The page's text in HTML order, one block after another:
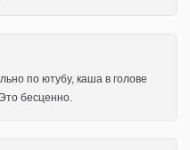
по ютубу, каша в голове
бесценно.